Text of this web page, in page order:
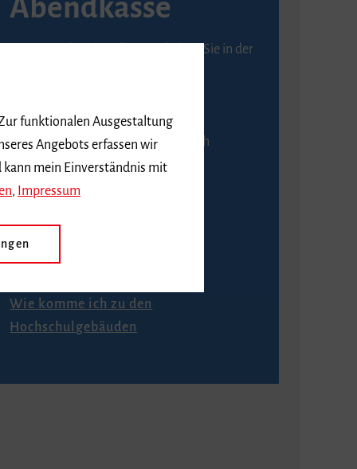
Abendkasse
Karten an der Abendkasse erhalten Sie in der
An der Abendkasse ist ausschließlich
Barzahlung möglich.
Anfahrt
Wie komme ich zu den
Hochschulgebäuden
funktionalen Ausgestaltung
Angebots erfassen wir
kann mein Einverständnis mit
, Impressum